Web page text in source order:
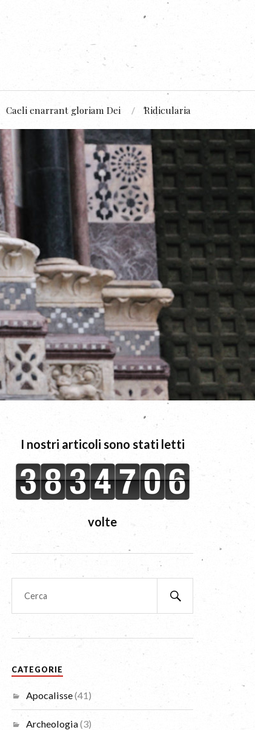
Caeli enarrant gloriam Dei Ridicularia
I nostri articoli sono stati letti
volte
CATEGORIE
Apocalisse(41)
Archeologia(3)